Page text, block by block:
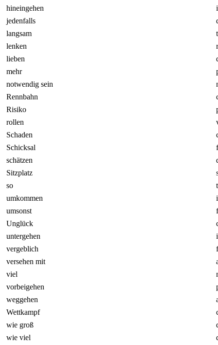
hineingehen
jedenfalls
langsam
lenken
lieben
mehr
notwendig sein
Rennbahn
Risiko
rollen
Schaden
Schicksal
schätzen
Sitzplatz
so
umkommen
umsonst
Unglück
untergehen
vergeblich
versehen mit
viel
vorbeigehen
weggehen
Wettkampf
wie groß
wie viel